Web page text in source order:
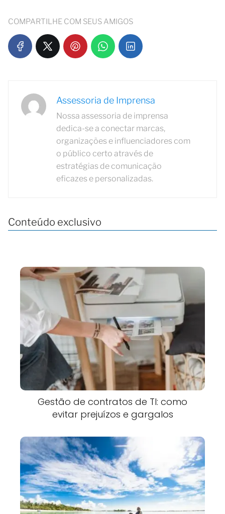
COMPARTILHE COM SEUS AMIGOS
Assessoria de Imprensa
Nossa assessoria de imprensa
dedica-se a conectar marcas,
organizações e influenciadores com
o público certo através de
estratégias de comunicação
eficazes e personalizadas.
Conteúdo exclusivo
Gestão de contratos de TI: como
evitar prejuízos e gargalos